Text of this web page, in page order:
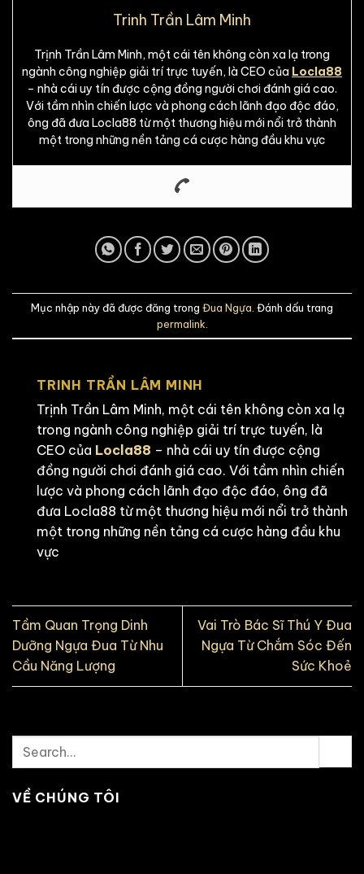
Trinh Trần Lâm Minh
Trịnh Trần Lâm Minh, một cái tên không còn xa lạ trong
ngành công nghiệp giải trí trực tuyến, là CEO của Locla88
– nhà cái uy tín được cộng đồng người chơi đánh giá cao.
Với tầm nhìn chiến lược và phong cách lãnh đạo độc đáo,
ông đã đưa Locla88 từ một thương hiệu mới nổi trở thành
một trong những nền tảng cá cược hàng đầu khu vực
Mục nhập này đã được đăng trong Đua Ngựa . Đánh dấu trang
permalink
TRINH TRẦN LÂM MINH
Trịnh Trần Lâm Minh, một cái tên không còn xa lạ
trong ngành công nghiệp giải trí trực tuyến, là
CEO của Locla88 – nhà cái uy tín được cộng
đồng người chơi đánh giá cao. Với tầm nhìn chiến
lược và phong cách lãnh đạo độc đáo, ông đã
đưa Locla88 từ một thương hiệu mới nổi trở thành
một trong những nền tảng cá cược hàng đầu khu
vực
Tầm Quan Trọng Dinh
Dưỡng Ngựa Đua Từ Nhu
Cầu Năng Lượng
Vai Trò Bác Sĩ Thú Y Đua
Ngựa Từ Chắm Sóc Đến
Sức Khoẻ
VỀ CHÚNG TÔI